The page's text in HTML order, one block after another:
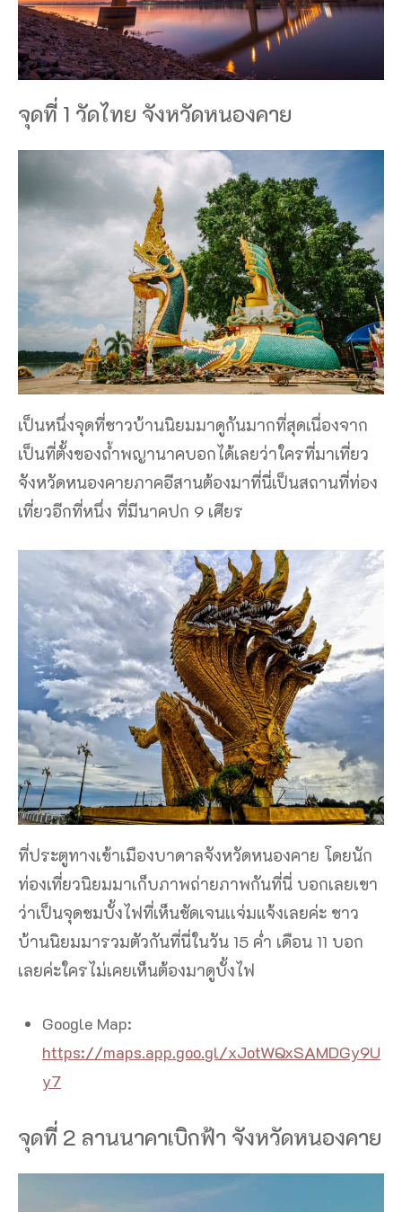
จุดที่ 1 วัดไทย จังหวัดหนองคาย
เป็นหนึ่งจุดที่ชาวบ้านนิยมมาดูกันมากที่สุดเนื่องจาก
เป็นที่ตั้งของถ้ำพญานาคบอกได้เลยว่าใครที่มาเที่ยว
จังหวัดหนองคายภาคอีสานต้องมาที่นี่เป็นสถานที่ท่อง
เที่ยวอีกที่หนึ่ง ที่มีนาคปก 9 เศียร
ที่ประตูทางเข้าเมืองบาดาลจังหวัดหนองคาย โดยนัก
ท่องเที่ยวนิยมมาเก็บภาพถ่ายภาพกันที่นี่ บอกเลยเขา
ว่าเป็นจุดชมบั้งไฟที่เห็นชัดเจนเเจ่มแจ้งเลยค่ะ ชาว
บ้านนิยมมารวมตัวกันที่นี่ในวัน 15 ค่ำ เดือน 11 บอก
เลยค่ะใครไม่เคยเห็นต้องมาดูบั้งไฟ
Google Map:
https://maps.app.goo.gl/xJotWQxSAMDGy9U
y7
จุดที่ 2 ลานนาคาเบิกฟ้า จังหวัดหนองคาย